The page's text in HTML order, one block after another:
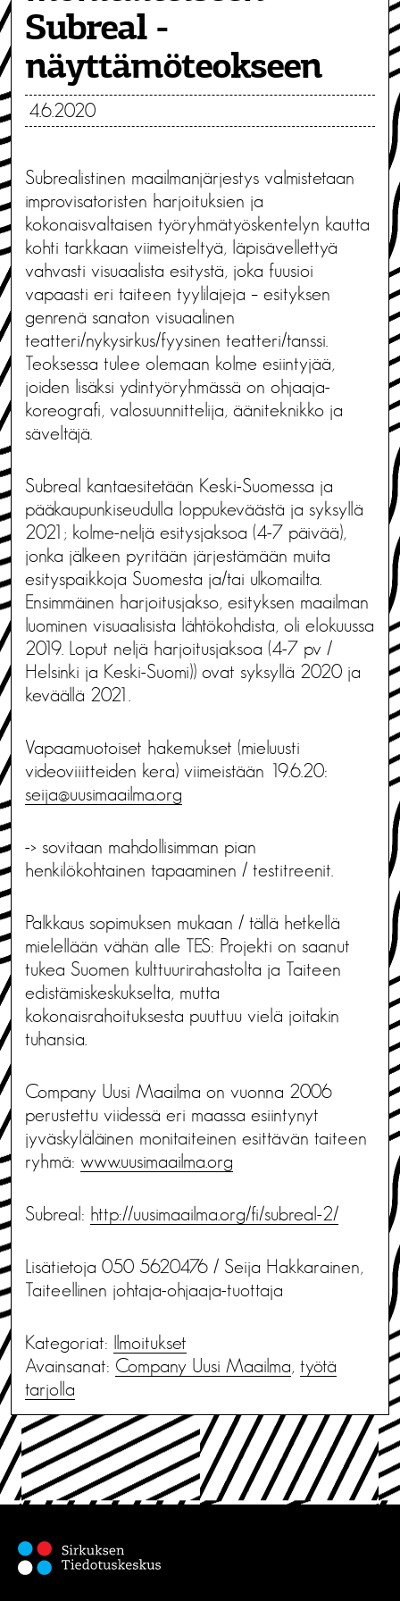
Subreal -
näyttämöteokseen
4.6.2020
Subrealistinen maailmanjärjestys valmistetaan
improvisatoristen harjoituksien ja
kokonaisvaltaisen työryhmätyöskentelyn kautta
kohti tarkkaan viimeisteltyä, läpisävellettyä
vahvasti visuaalista esitystä, joka fuusioi
vapaasti eri taiteen tyylilajeja – esityksen
genrenä sanaton visuaalinen
teatteri/nykysirkus/fyysinen teatteri/tanssi.
Teoksessa tulee olemaan kolme esiintyjää,
joiden lisäksi ydintyöryhmässä on ohjaaja-
koreografi, valosuunnittelija, ääniteknikko ja
säveltäjä.
Subreal kantaesitetään Keski-Suomessa ja
pääkaupunkiseudulla loppukeväästä ja syksyllä
2021; kolme-neljä esitysjaksoa (4-7 päivää),
jonka jälkeen pyritään järjestämään muita
esityspaikkoja Suomesta ja/tai ulkomailta.
Ensimmäinen harjoitusjakso, esityksen maailman
luominen visuaalisista lähtökohdista, oli elokuussa
2019. Loput neljä harjoitusjaksoa (4-7 pv /
Helsinki ja Keski-Suomi)) ovat syksyllä 2020 ja
keväällä 2021.
Vapaamuotoiset hakemukset (mieluusti
videoviiitteiden kera) viimeistään 19.6.20:
seija@uusimaailma.org
-> sovitaan mahdollisimman pian
henkilökohtainen tapaaminen / testitreenit.
Palkkaus sopimuksen mukaan / tällä hetkellä
mielellään vähän alle TES: Projekti on saanut
tukea Suomen kulttuurirahastolta ja Taiteen
edistämiskeskukselta, mutta
kokonaisrahoituksesta puuttuu vielä joitakin
tuhansia.
Company Uusi Maailma on vuonna 2006
perustettu viidessä eri maassa esiintynyt
jyväskyläläinen monitaiteinen esittävän taiteen
ryhmä: www.uusimaailma.org
Subreal: http://uusimaailma.org/fi/subreal-2/
Lisätietoja 050 5620476 / Seija Hakkarainen,
Taiteellinen johtaja-ohjaaja-tuottaja
Kategoriat: Ilmoitukset
Avainsanat: Company Uusi Maailma, työtä
tarjolla